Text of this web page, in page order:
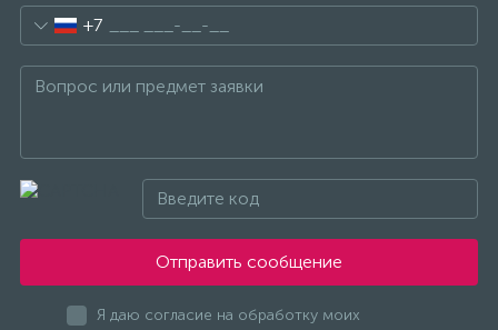
+7
Отправить сообщение
Я даю согласие на обработку моих